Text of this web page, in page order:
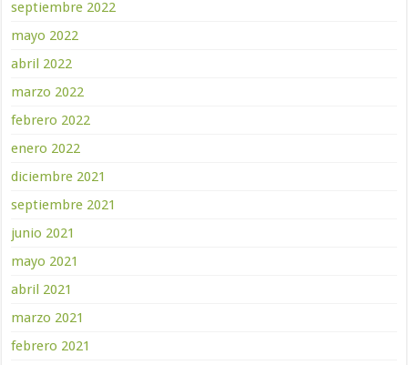
septiembre 2022
mayo 2022
abril 2022
marzo 2022
febrero 2022
enero 2022
diciembre 2021
septiembre 2021
junio 2021
mayo 2021
abril 2021
marzo 2021
febrero 2021